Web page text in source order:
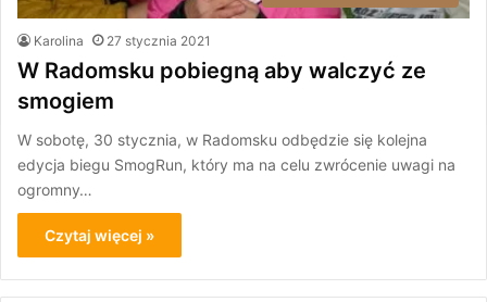
Karolina 27 stycznia 2021
W Radomsku pobiegną aby walczyć ze
smogiem
W sobotę, 30 stycznia, w Radomsku odbędzie się kolejna
edycja biegu SmogRun, który ma na celu zwrócenie uwagi na
ogromny…
Czytaj więcej »